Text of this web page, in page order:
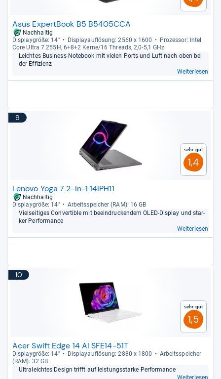
Asus ExpertBook B5 B5405CCA
Nachhaltig
Dis­play­größe: 14"
Dis­pla­yauf­lö­sung: 2560 x 1600
Pro­zes­sor: Intel
Core Ultra 7 255H, 6+8+2 Kerne/16 Threads, 2,0-​5,1 GHz
Leich­tes Busi­ness-​Note­book mit vie­len Ports und Luft nach oben bei
der Effi­zi­enz
Weiterlesen
9
Sehr gut
1,4
Lenovo Yoga 7 2-in-1 14IPH11
Nachhaltig
Dis­play­größe: 14"
Arbeitsspei­cher (RAM): 16 GB
Viel­sei­ti­ges Con­ver­ti­ble mit beein­dru­cken­dem OLED-​Dis­play und star­
ker Per­for­mance
Weiterlesen
10
Sehr gut
1,5
Acer Swift Edge 14 AI SFE14-51T
Dis­play­größe: 14" Dis­pla­yauf­lö­sung: 2880 x 1800
Arbeitsspei­cher
(RAM): 32 GB
Ultra­leich­tes Design trifft auf leis­tungs­starke Per­for­mance
Weiterlesen